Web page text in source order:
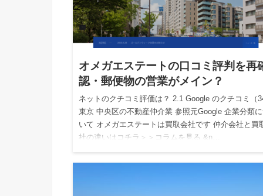
オメガエステートの口コミ評判を再
認・郵便物の営業がメイン？
ネットのクチコミ評価は？ 2.1 Google のクチコミ（
東京 中央区の不動産仲介業 参照元Google 企業分類
いて オメガエステートは買取会社です 仲介会社と買
社の違いはコチラ＞＞コラムを見る &n…